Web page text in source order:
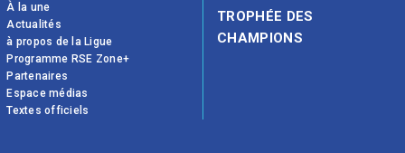
À la une
Actualités
à propos de la Ligue
Programme RSE Zone+
Partenaires
Espace médias
Textes officiels
TROPHÉE DES
CHAMPIONS